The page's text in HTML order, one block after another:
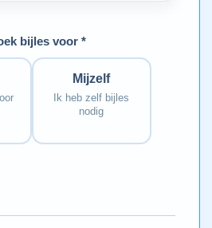
bijles voor *
Mijzelf
Ik heb zelf bijles
nodig